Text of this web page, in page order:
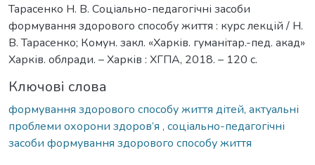
Тарасенко Н. В. Соціально-педагогічні засоби
формування здорового способу життя : курс лекцій / Н.
В. Тарасенко; Комун. закл. «Харків. гуманітар.-пед. акад»
Харків. облради. – Харків : ХГПА, 2018. – 120 с.
Ключові слова
формування здорового способу життя дітей, актуальні
проблеми охорони здоров’я , соціально-педагогічні
засоби формування здорового способу життя